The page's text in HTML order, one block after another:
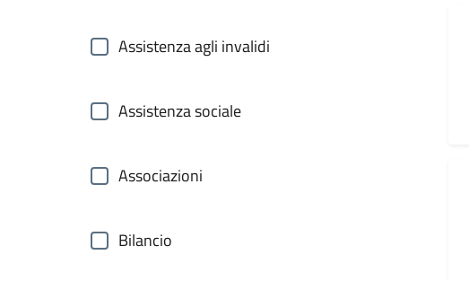
Assistenza agli invalidi
Assistenza sociale
Associazioni
Bilancio